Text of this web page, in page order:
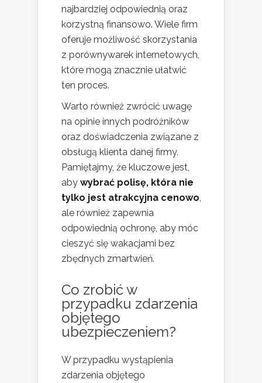
najbardziej odpowiednią oraz
korzystną finansowo. Wiele firm
oferuje możliwość skorzystania
z porównywarek internetowych,
które mogą znacznie ułatwić
ten proces.
Warto również zwrócić uwagę
na opinie innych podróżników
oraz doświadczenia związane z
obsługą klienta danej firmy.
Pamiętajmy, że kluczowe jest,
aby wybrać polisę, która nie
tylko jest atrakcyjna cenowo
ale również zapewnia
odpowiednią ochronę, aby móc
cieszyć się wakacjami bez
zbędnych zmartwień.
Co zrobić w
przypadku zdarzenia
objętego
ubezpieczeniem?
W przypadku wystąpienia
zdarzenia objętego